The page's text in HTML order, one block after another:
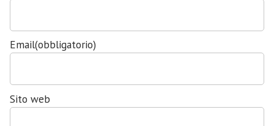
g
r
a
m
o
o
k
e
r
r
e
s
s
Email(obbligatorio)
Sito web